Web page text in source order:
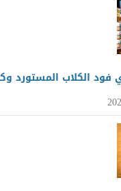
فود الكلاب المستورد